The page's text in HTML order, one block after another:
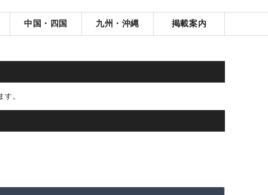
中国・四国 九州・沖縄 掲載案内
。